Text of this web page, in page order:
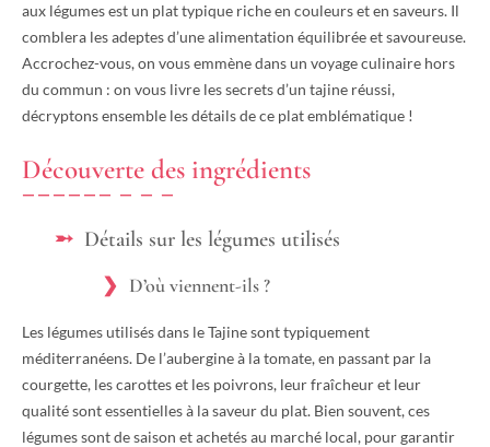
aux légumes est un plat typique riche en couleurs et en saveurs. Il
comblera les adeptes d’une alimentation équilibrée et savoureuse.
Accrochez-vous, on vous emmène dans un voyage culinaire hors
du commun : on vous livre les secrets d’un tajine réussi,
décryptons ensemble les détails de ce plat emblématique !
Découverte des ingrédients
Détails sur les légumes utilisés
D’où viennent-ils ?
Les légumes utilisés dans le Tajine sont typiquement
méditerranéens. De l’aubergine à la tomate, en passant par la
courgette, les carottes et les poivrons, leur fraîcheur et leur
qualité sont essentielles à la saveur du plat. Bien souvent, ces
légumes sont de saison et achetés au marché local, pour garantir